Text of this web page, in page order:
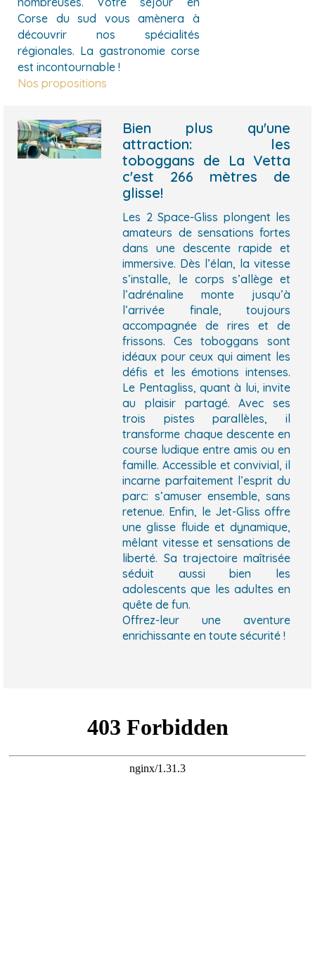
Corse du sud vous amènera à
découvrir nos spécialités
régionales. La gastronomie corse
est incontournable !
Nos propositions
Bien plus qu'une
attraction: les
toboggans de La Vetta
c'est 266 mètres de
glisse!
Les 2 Space-Gliss plongent les
amateurs de sensations fortes
dans une descente rapide et
immersive. Dès l’élan, la vitesse
s’installe, le corps s’allège et
l’adrénaline monte jusqu’à
l’arrivée finale, toujours
accompagnée de rires et de
frissons. Ces toboggans sont
idéaux pour ceux qui aiment les
défis et les émotions intenses.
Le Pentagliss, quant à lui, invite
au plaisir partagé. Avec ses
trois pistes parallèles, il
transforme chaque descente en
course ludique entre amis ou en
famille. Accessible et convivial, il
incarne parfaitement l’esprit du
parc: s’amuser ensemble, sans
retenue. Enfin, le Jet-Gliss offre
une glisse fluide et dynamique,
mêlant vitesse et sensations de
liberté. Sa trajectoire maîtrisée
séduit aussi bien les
adolescents que les adultes en
quête de fun.
Offrez-leur une aventure
enrichissante en toute sécurité !